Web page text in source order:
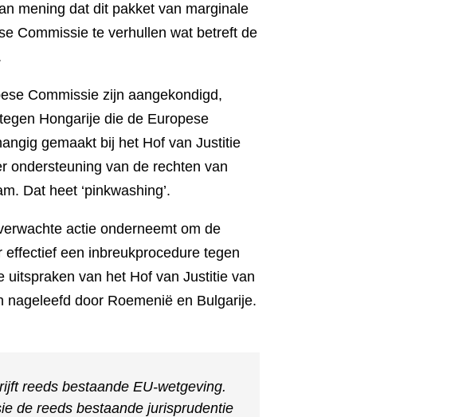
mening dat dit pakket van marginale
Commissie te verhullen wat betreft de
Commissie zijn aangekondigd,
Hongarije die de Europese
gemaakt bij het Hof van Justitie
ondersteuning van de rechten van
Dat heet ‘pinkwashing’.
actie onderneemt om de
een inbreukprocedure tegen
uitspraken van het Hof van Justitie van
door Roemenië en Bulgarije.
reeds bestaande EU-wetgeving.
de reeds bestaande jurisprudentie